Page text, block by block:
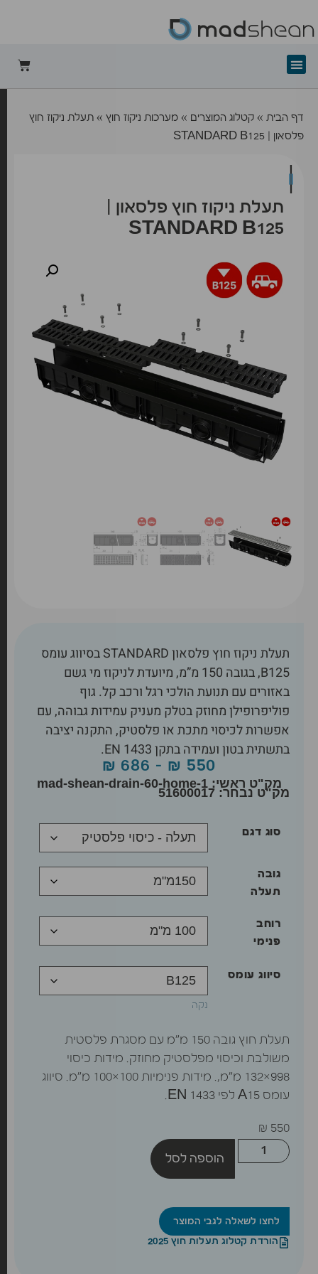
דף הבית » קטלוג המוצרים » מערכות ניקוז חוץ » תעלת ניקוז חוץ
פלסאון | STANDARD B125
תעלת ניקוז חוץ פלסאון |
STANDARD B125
תעלת ניקוז חוץ פלסאון STANDARD בסיווג עומס
B125, בגובה 150 מ”מ, מיועדת לניקוז מי גשם
באזורים עם תנועת הולכי רגל ורכב קל. גוף
פוליפרופילן מחוזק בטלק מעניק עמידות גבוהה, עם
אפשרות לכיסוי מתכת או פלסטיק, התקנה יציבה
בתשתית בטון ועמידה בתקן EN 1433.
₪ 550
–
₪ 686
מק"ט ראשי: mad-shean-drain-60-home-1
51600017
סוג דגם
גובה
תעלה
רוחב
פנימי
סיווג עומס
נקה
תעלת חוץ גובה 150 מ”מ עם מסגרת פלסטית
משולבת וכיסוי מפלסטיק מחוזק. מידות כיסוי
998×132 מ”מ,. מידות פנימיות 100×100 מ”מ. סיווג
עומס A15 לפי EN 1433.
₪ 550
הוספה לסל
לחצו לשאלה לגבי המוצר
הורדת קטלוג תעלות חוץ 2025